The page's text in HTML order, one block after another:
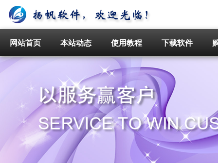
网站首页 本站动态 使用教程 下载软件